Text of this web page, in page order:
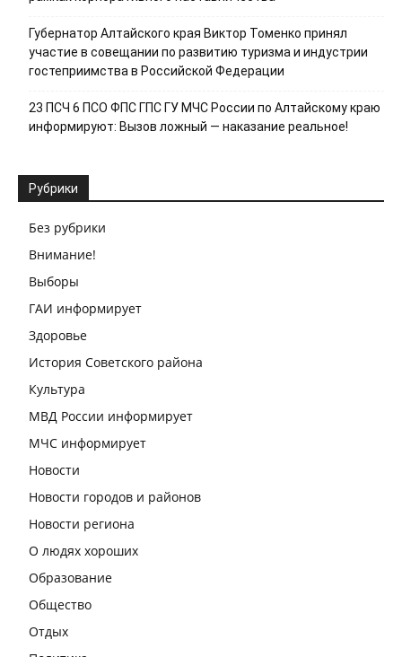
Губернатор Алтайского края Виктор Томенко принял
участие в совещании по развитию туризма и индустрии
гостеприимства в Российской Федерации
23 ПСЧ 6 ПСО ФПС ГПС ГУ МЧС России по Алтайскому краю
информируют: Вызов ложный — наказание реальное!
Рубрики
Без рубрики
Внимание!
Выборы
ГАИ информирует
Здоровье
История Советского района
Культура
МВД России информирует
МЧС информирует
Новости
Новости городов и районов
Новости региона
О людях хороших
Образование
Общество
Отдых